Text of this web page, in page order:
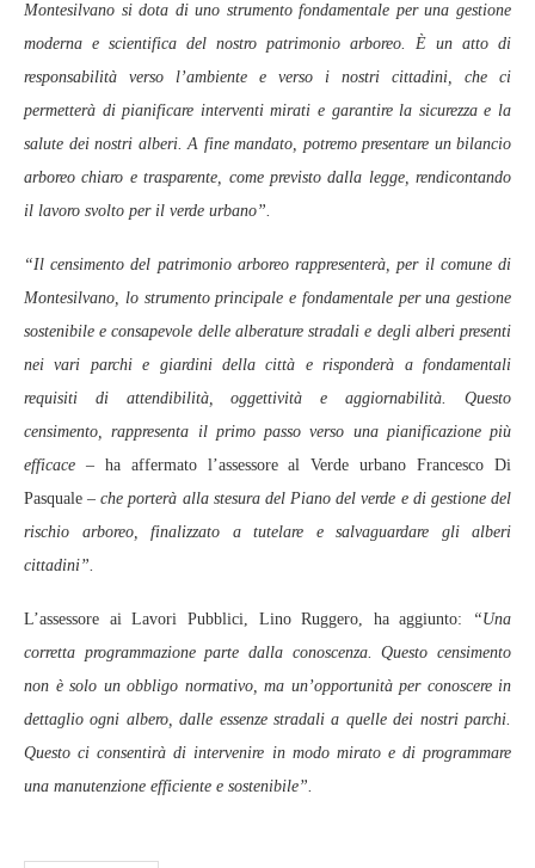
Montesilvano si dota di uno strumento fondamentale per una gestione
moderna e scientifica del nostro patrimonio arboreo. È un atto di
responsabilità verso l’ambiente e verso i nostri cittadini, che ci
permetterà di pianificare interventi mirati e garantire la sicurezza e la
salute dei nostri alberi. A fine mandato, potremo presentare un bilancio
arboreo chiaro e trasparente, come previsto dalla legge, rendicontando
il lavoro svolto per il verde urbano”.
“Il censimento del patrimonio arboreo rappresenterà, per il comune di
Montesilvano, lo strumento principale e fondamentale per una gestione
sostenibile e consapevole delle alberature stradali e degli alberi presenti
nei vari parchi e giardini della città e risponderà a fondamentali
requisiti di attendibilità, oggettività e aggiornabilità. Questo
censimento, rappresenta il primo passo verso una pianificazione più
efficace – ha affermato l’assessore al Verde urbano Francesco Di
Pasquale– che porterà alla stesura del Piano del verde e di gestione del
rischio arboreo, finalizzato a tutelare e salvaguardare gli alberi
cittadini”.
L’assessore ai Lavori Pubblici, Lino Ruggero, ha aggiunto:
“Una
corretta programmazione parte dalla conoscenza. Questo censimento
non è solo un obbligo normativo, ma un’opportunità per conoscere in
dettaglio ogni albero, dalle essenze stradali a quelle dei nostri parchi.
Questo ci consentirà di intervenire in modo mirato e di programmare
una manutenzione efficiente e sostenibile”.